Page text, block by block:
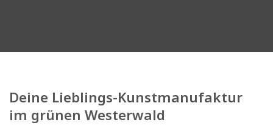
Deine Lieblings-Kunstmanufaktur
im grünen Westerwald